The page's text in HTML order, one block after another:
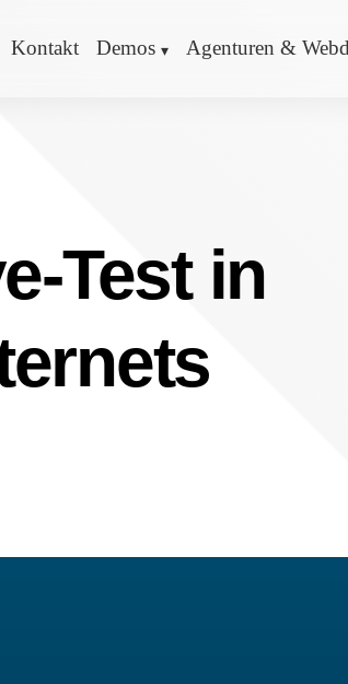
Kontakt Demos Agenturen &
Test in